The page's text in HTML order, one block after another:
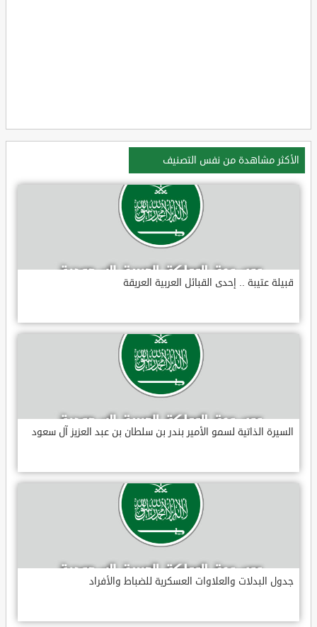
الأكثر مشاهدة من نفس التصنيف
قبيلة عتيبة .. إحدى القبائل العربية العريقة
السيرة الذاتية لسمو الأمير بندر بن سلطان بن عبد العزيز آل سعود
جدول البدلات والعلاوات العسكرية للضباط والأفراد